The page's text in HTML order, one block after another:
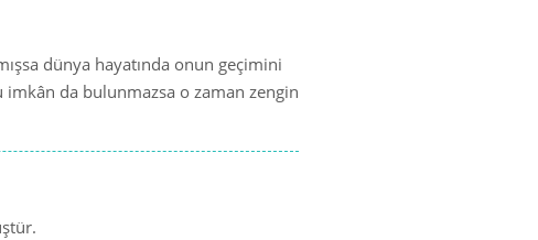
dünya hayatında onun geçimini
da bulunmazsa o zaman zengin